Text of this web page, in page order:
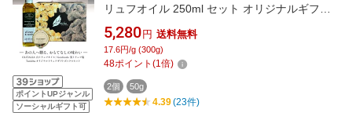
ポイントUPジャンル
ソーシャルギフト可
リュフオイル 250ml セット オリジナルギフト
ボックス付 イタリア産 食品 男性 女性 誕生日
内祝い お取り寄せグルメ お取り寄せ 贈り物 プ
レゼント 敬老の日 送料無料 当日発送
5,280 円 送料無料
17.6円/g (300g)
48ポイント (1倍)
2個 50g
4.39(23件)